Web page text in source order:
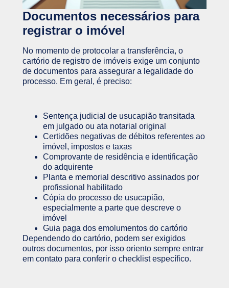
Documentos necessários para
registrar o imóvel
No momento de protocolar a transferência, o
cartório de registro de imóveis exige um conjunto
de documentos para assegurar a legalidade do
processo. Em geral, é preciso:
Sentença judicial de usucapião transitada
em julgado ou ata notarial original
Certidões negativas de débitos referentes ao
imóvel, impostos e taxas
Comprovante de residência e identificação
do adquirente
Planta e memorial descritivo assinados por
profissional habilitado
Cópia do processo de usucapião,
especialmente a parte que descreve o
imóvel
Guia paga dos emolumentos do cartório
Dependendo do cartório, podem ser exigidos
outros documentos, por isso oriento sempre entrar
em contato para conferir o checklist específico.